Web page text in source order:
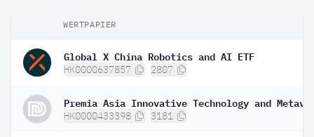
WERTPAPIER
Global X China Robotics and AI ETF
HK0000637857 2807
HK0000433398 3181